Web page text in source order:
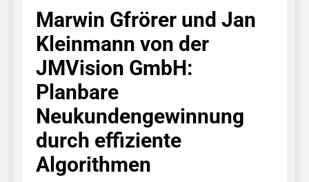
Marwin Gfrörer und Jan
Kleinmann von der
JMVision GmbH:
Planbare
Neukundengewinnung
durch effiziente
Algorithmen